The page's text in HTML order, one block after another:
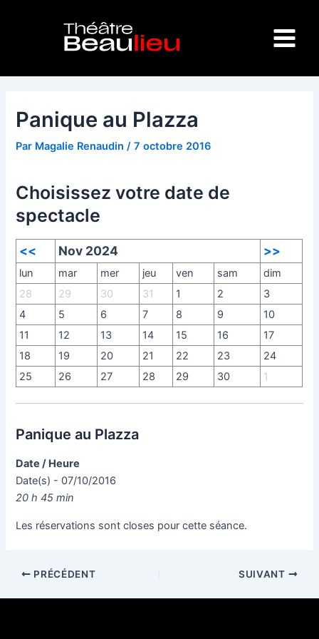
Menu
Panique au Plazza
Par Magalie Renaudin/7 octobre 2016
Choisissez votre date de
spectacle
<< Nov 2024 >>
lun mar mer jeu ven sam
dim
28
29 30 31 1 2
3
4
5 6 7 8 9
10
11
12 13 14 15 16
17
18
19 20 21 22 23
24
25
26 27 28 29 30 1
Panique au Plazza
Date / Heure
Date(s) - 07/10/2016
20 h 45 min
Les réservations sont closes pour cette séance.
PRÉCÉDENT SUIVANT